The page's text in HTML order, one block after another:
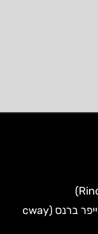
הפארק הלאומי ג'וליה פייפר ברנס (cway